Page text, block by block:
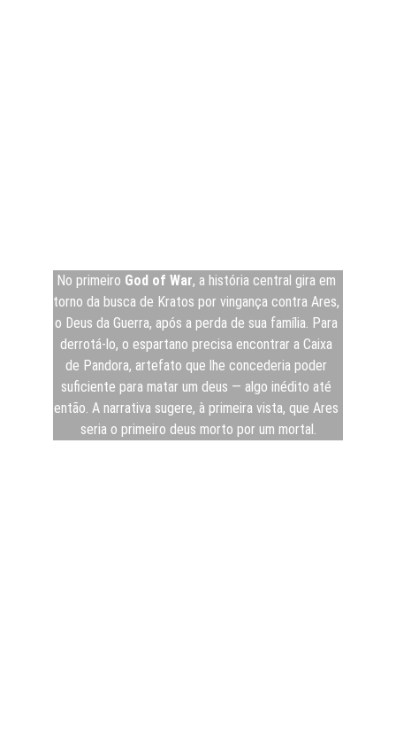
No primeiro God of War, a história central gira em
torno da busca de Kratos por vingança contra Ares,
o Deus da Guerra, após a perda de sua família. Para
derrotá-lo, o espartano precisa encontrar a Caixa
de Pandora, artefato que lhe concederia poder
suficiente para matar um deus — algo inédito até
então. A narrativa sugere, à primeira vista, que Ares
seria o primeiro deus morto por um mortal.